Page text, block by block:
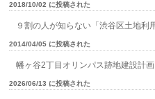
2018/10/02 に投稿された
９割の人が知らない「渋谷区土地利
2014/04/05 に投稿された
幡ヶ谷2丁目オリンパス跡地建設計
2026/06/13 に投稿された